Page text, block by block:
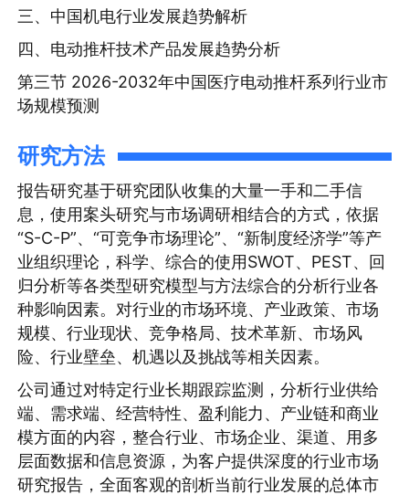
三、中国机电行业发展趋势解析
四、电动推杆技术产品发展趋势分析
第三节 2026-2032年中国医疗电动推杆系列行业市
场规模预测
研究方法
报告研究基于研究团队收集的大量一手和二手信
息，使用案头研究与市场调研相结合的方式，依据
“S-C-P”、“可竞争市场理论”、“新制度经济学”等产
业组织理论，科学、综合的使用SWOT、PEST、回
归分析等各类型研究模型与方法综合的分析行业各
种影响因素。对行业的市场环境、产业政策、市场
规模、行业现状、竞争格局、技术革新、市场风
险、行业壁垒、机遇以及挑战等相关因素。
公司通过对特定行业长期跟踪监测，分析行业供给
端、需求端、经营特性、盈利能力、产业链和商业
模方面的内容，整合行业、市场企业、渠道、用多
层面数据和信息资源，为客户提供深度的行业市场
研究报告，全面客观的剖析当前行业发展的总体市